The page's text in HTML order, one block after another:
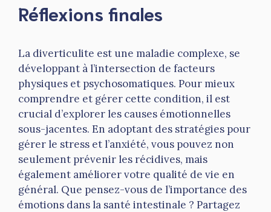
Réflexions finales
La diverticulite est une maladie complexe, se
développant à l’intersection de facteurs
physiques et psychosomatiques. Pour mieux
comprendre et gérer cette condition, il est
crucial d’explorer les causes émotionnelles
sous-jacentes. En adoptant des stratégies pour
gérer le stress et l’anxiété, vous pouvez non
seulement prévenir les récidives, mais
également améliorer votre qualité de vie en
général. Que pensez-vous de l’importance des
émotions dans la santé intestinale ? Partagez